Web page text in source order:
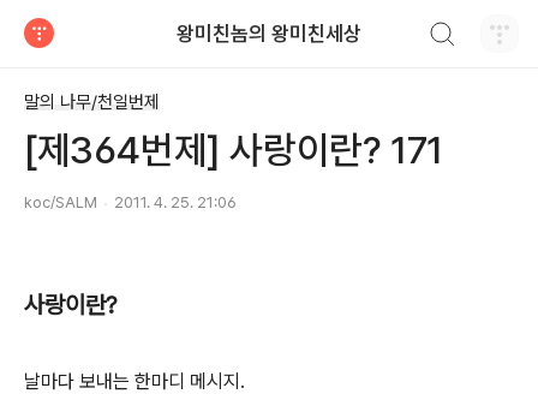
왕미친놈의 왕미친세상
말의 나무/천일번제
[제364번제] 사랑이란? 171
koc/SALM 2011. 4. 25. 21:06
사랑이란?
날마다 보내는 한마디 메시지.